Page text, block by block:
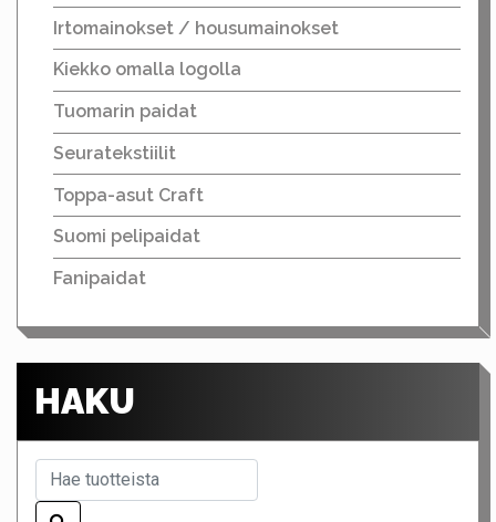
Irtomainokset / housumainokset
Kiekko omalla logolla
Tuomarin paidat
Seuratekstiilit
Toppa-asut Craft
Suomi pelipaidat
Fanipaidat
HAKU